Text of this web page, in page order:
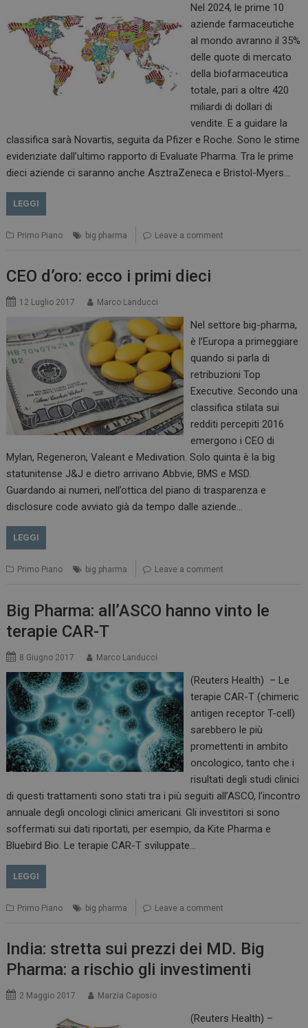
Nel 2024, le prime 10
aziende farmaceutiche
al mondo avranno il 35%
delle quote di mercato
della biofarmaceutica
totale, pari a oltre 420
miliardi di dollari di
vendite. E a guidare la
classifica sarà Novartis, seguita da Pfizer e Roche. Sono le stime
evidenziate dall’ultimo rapporto di Evaluate Pharma. Tra le prime
dieci aziende ci saranno anche AsztraZeneca e Bristol-Myers…
LEGGI
Primo Piano big pharma Leave a comment
CEO d’oro: ecco i primi dieci
12 Luglio 2017 Marco Landucci
Nel settore big-pharma,
è l’Europa a primeggiare
quando si parla di
retribuzioni Top
Executive. Secondo una
classifica stilata sui
redditi percepiti 2016
emergono i CEO di
Mylan, Regeneron, Valeant e Medivation. Solo quinta è la big
statunitense J&J e dietro arrivano Abbvie, BMS e MSD.
Guardando ai numeri, nell’ottica del piano di trasparenza e
disclosure code avviato già da tempo dalle aziende…
LEGGI
Primo Piano big pharma Leave a comment
Big Pharma: all’ASCO hanno vinto le
terapie CAR-T
8 Giugno 2017 Marco Landucci
(Reuters Health) – Le
terapie CAR-T (chimeric
antigen receptor T-cell)
sarebbero le più
promettenti in ambito
oncologico, tanto che i
risultati degli studi clinici
di questi trattamenti sono stati tra i più seguiti all’ASCO, l’incontro
annuale degli oncologi clinici americani. Gli investitori si sono
soffermati sui dati riportati, per esempio, da Kite Pharma e
Bluebird Bio. Le terapie CAR-T sviluppate…
LEGGI
Primo Piano big pharma Leave a comment
India: stretta sui prezzi dei MD. Big
Pharma: a rischio gli investimenti
2 Maggio 2017 Marzia Caposio
(Reuters Health) –